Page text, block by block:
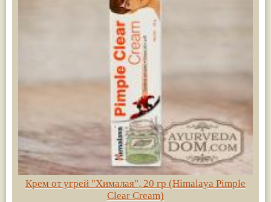
Крем от угрей "Хималая", 20 гр (Himalaya Pimple
Clear Сream)